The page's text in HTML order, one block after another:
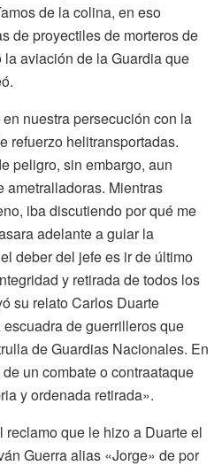
de la colina, en eso
de proyectiles de morteros de
aviación de la Guardia que
nuestra persecución con la
refuerzo helitransportadas.
peligro, sin embargo, aun
ametralladoras. Mientras
iba discutiendo por qué me
adelante a guiar la
deber del jefe es ir de último
y retirada de todos los
su relato Carlos Duarte
de guerrilleros que
de Guardias Nacionales. En
un combate o contraataque
y ordenada retirada».
reclamo que le hizo a Duarte el
Guerra alias «Jorge» de por